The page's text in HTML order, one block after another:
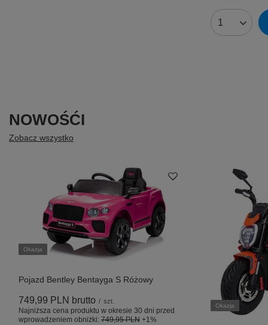
Ilość
NOWOŚĆI
Zobacz wszystko
Okazja
Pojazd Bentley Bentayga S Różowy
749,99 PLN brutto / szt.
Najniższa cena produktu w okresie 30 dni przed
wprowadzeniem obniżki: 749,95 PLN +1%
Okazja